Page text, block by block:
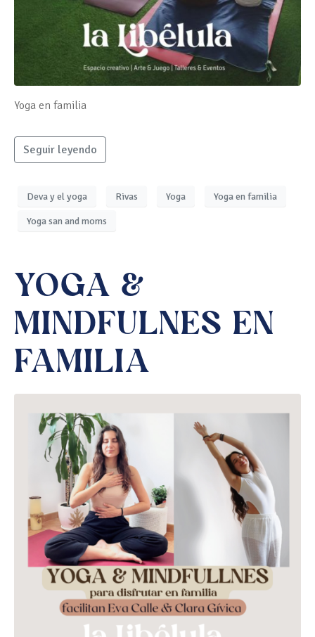
Yoga en familia
Seguir leyendo
Deva y el yoga Rivas Yoga Yoga en familia
Yoga san and moms
YOGA &
MINDFULNES EN
FAMILIA